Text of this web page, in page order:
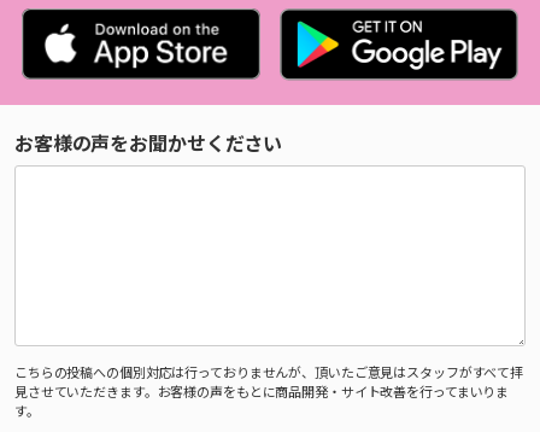
お客様の声をお聞かせください
こちらの投稿への個別対応は行っておりませんが、頂いたご意見はスタッフがすべて拝
見させていただきます。お客様の声をもとに商品開発・サイト改善を行ってまいりま
す。